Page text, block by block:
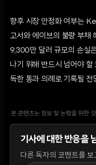
향후 시장 안정화 여부는
고서와 에이브의 불량 부채
9,300만 달러 규모의 손실
나기 위해 반드시 넘어야
독한 통과 의례로 기록될 전
본 콘텐츠는 정보 및 논평을 위한
기사에 대한 반응을
다른 독자의 코멘트를